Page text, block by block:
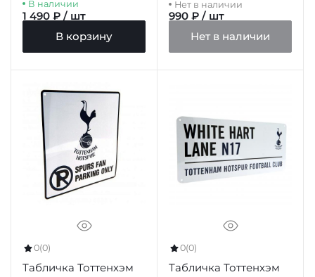
В наличии
1 490 ₽ / шт
В корзину
Нет в наличии
990 ₽ / шт
Нет в наличии
0(0)
Табличка Тоттенхэм
0(0)
Табличка Тоттенхэм